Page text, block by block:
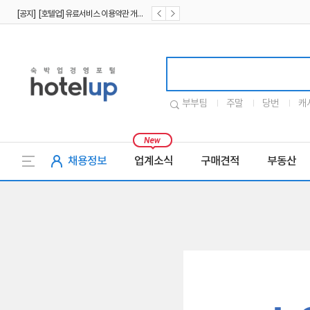
부부팀 주말 당번 캐
채용정보 업계소식 구매견적 부동산